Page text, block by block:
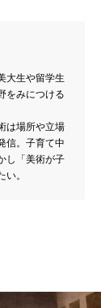
大生や留学生
をみにつける
は場所や立場
信。子育て中
し「美術が子
。